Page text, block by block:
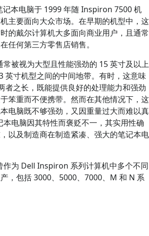
本电脑于 1999 年随 Inspiron 7500 机
主要面向大众市场。在早期的机型中，这
的戴尔计算机大多面向商业用户，且通常
任何第三方零售店销售。
常被视为大型且性能强劲的 15 英寸及以上
英寸机型之间的中间地带。有时，这意味
者之长，既能提供良好的处理能力和强劲
笨重而不便携带。然而在其他情况下，这
电脑既不够强劲，又因重量过大而难以真
本电脑因其特性而褒贬不一，其实用性确
以及制造商在制造紧凑、强大的笔记本电
作为 Dell Inspiron 系列计算机中多个不同
，包括 3000、5000、7000、M 和 N 系